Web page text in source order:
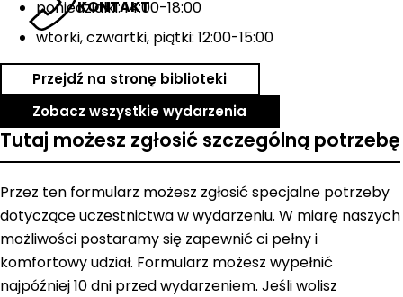
KONTAKT
poniedziałki: 14:00-18:00
wtorki, czwartki, piątki: 12:00-15:00
Przejdź na stronę biblioteki
Zobacz wszystkie wydarzenia
Tutaj możesz zgłosić szczególną potrzebę
Przez ten formularz możesz zgłosić specjalne potrzeby
dotyczące uczestnictwa w wydarzeniu. W miarę naszych
możliwości postaramy się zapewnić ci pełny i
komfortowy udział. Formularz możesz wypełnić
najpóźniej 10 dni przed wydarzeniem. Jeśli wolisz